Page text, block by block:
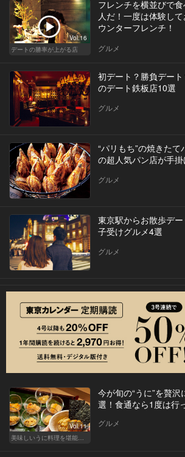
Vol.16
デートの勝率が上がる店
フレンチを横並びで
人だ！一度は体験し
ウンターフレンチ！
グルメ
初デート？勝負デー
のデート鉄板店10選
グルメ
“パリもち”の焼きた
の超人気パン店が手
グルメ
東京駅からお散歩デ
子受けグルメ4選
グルメ
Vol.11
美味しいうに料理を堪能できる東京の名店
今が旬の“うに”を贅
選！食通なら1度は行
グルメ